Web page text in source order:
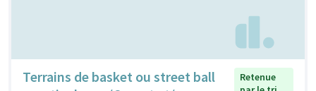
Terrains de basket ou street ball
Retenue